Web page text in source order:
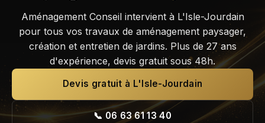
Aménagement Conseil intervient à L'Isle-Jourdain
pour tous vos travaux de aménagement paysager,
création et entretien de jardins. Plus de 27 ans
d'expérience, devis gratuit sous 48h.
Devis gratuit à L'Isle-Jourdain
📞 06 63 61 13 40